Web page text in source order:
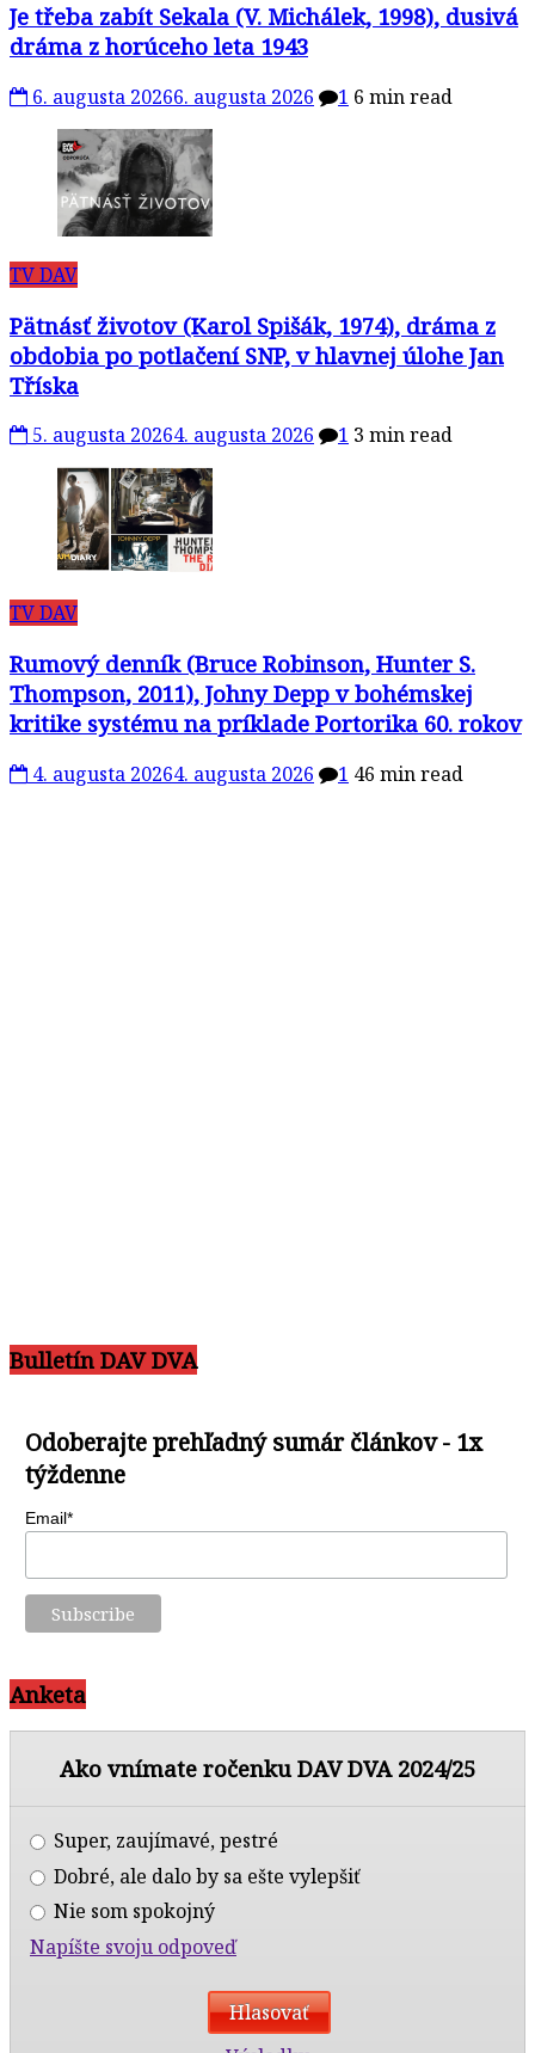
Je třeba zabít Sekala (V. Michálek, 1998), dusivá
dráma z horúceho leta 1943
6. augusta 20266. augusta 2026 1 6 min read
TV DAV
Pätnásť životov (Karol Spišák, 1974), dráma z
obdobia po potlačení SNP, v hlavnej úlohe Jan
Tříska
5. augusta 20264. augusta 2026 1 3 min read
TV DAV
Rumový denník (Bruce Robinson, Hunter S.
Thompson, 2011), Johny Depp v bohémskej
kritike systému na príklade Portorika 60. rokov
4. augusta 20264. augusta 2026 1 46 min read
Bulletín DAV DVA
Odoberajte prehľadný sumár článkov - 1x
týždenne
Email*
Anketa
Ako vnímate ročenku DAV DVA 2024/25
Super, zaujímavé, pestré
Dobré, ale dalo by sa ešte vylepšiť
Nie som spokojný
Napíšte svoju odpoveď